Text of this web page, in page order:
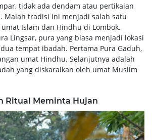
tidak ada dendam atau pertikaian
Malah tradisi ini menjadi salah satu
Islam dan Hindhu di Lombok.
Lingsar, pura yang biasa menjadi lokasi
tempat ibadah. Pertama Pura Gaduh,
umat Hindhu. Selanjutnya adalah
yang diskaralkan oleh umat Muslim
Ritual Meminta Hujan